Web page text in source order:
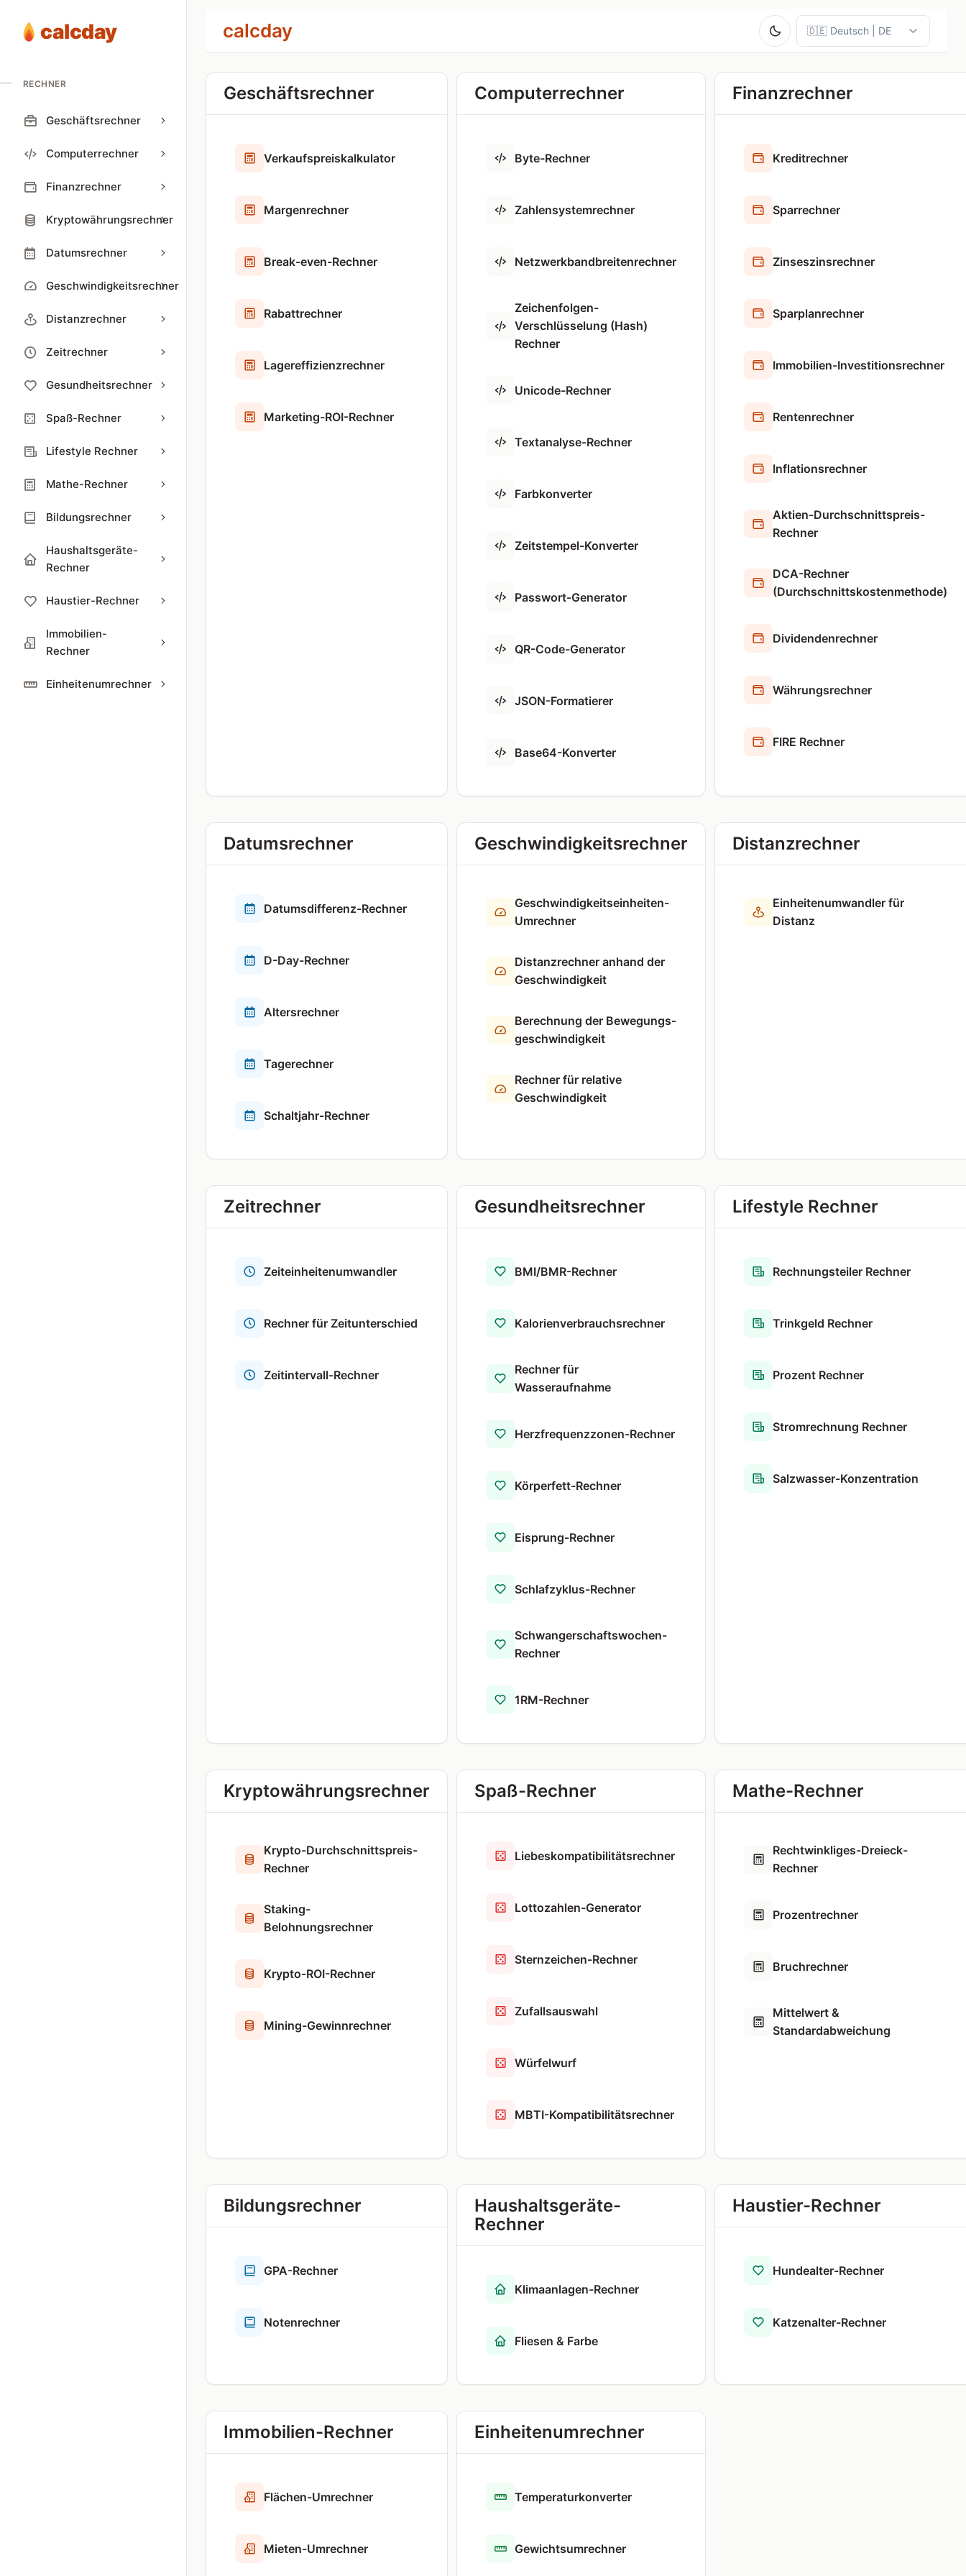
calcday
RECHNER
Geschäftsrechner
Computerrechner
Finanzrechner
Kryptowährungsrechner
Datumsrechner
Geschwindigkeitsrechner
Distanz­rechner
Zeitrechner
Gesundheitsrechner
Spaß-Rechner
Lifestyle Rechner
Mathe-Rechner
Bildungsrechner
Haushaltsgeräte-
Rechner
Haustier-Rechner
Immobilien-
Rechner
Einheitenumrechner
calcday
Geschäftsrechner
Verkaufspreiskalkulator
Margenrechner
Break-even-Rechner
Rabattrechner
Lagereffizienzrechner
Marketing-ROI-Rechner
Computerrechner
Byte-Rechner
Zahlensystemrechner
Netzwerkbandbreitenrechner
Zeichenfolgen-
Verschlüsselung (Hash)
Rechner
Unicode-Rechner
Textanalyse-Rechner
Farbkonverter
Zeitstempel-Konverter
Passwort-Generator
QR-Code-Generator
JSON-Formatierer
Base64-Konverter
Finanzrechner
Kreditrechner
Sparrechner
Zinseszinsrechner
Sparplanrechner
Immobilien-Investitionsrechner
Rentenrechner
Inflationsrechner
Aktien-Durchschnittspreis-
Rechner
DCA-Rechner
(Durchschnittskostenmethode)
Dividendenrechner
Währungsrechner
FIRE Rechner
Datumsrechner
Datumsdifferenz-Rechner
D-Day-Rechner
Altersrechner
Tagerechner
Schaltjahr-Rechner
Geschwindigkeitsrechner
Geschwindigkeitseinheiten-
Umrechner
Distanzrechner anhand der
Geschwindigkeit
Berechnung der Bewegungs­
geschwindigkeit
Rechner für relative
Geschwindigkeit
Distanz­rechner
Einheiten­umwandler für
Distanz
Zeitrechner
Zeiteinheiten­umwandler
Rechner für Zeitunterschied
Zeitintervall-Rechner
Gesundheitsrechner
BMI/BMR-Rechner
Kalorienverbrauchsrechner
Rechner für
Wasseraufnahme
Herzfrequenzzonen-Rechner
Körperfett-Rechner
Eisprung-Rechner
Schlafzyklus-Rechner
Schwangerschaftswochen-
Rechner
1RM-Rechner
Lifestyle Rechner
Rechnungsteiler Rechner
Trinkgeld Rechner
Prozent Rechner
Stromrechnung Rechner
Salzwasser-Konzentration
Kryptowährungsrechner
Krypto-Durchschnittspreis-
Rechner
Staking-
Belohnungsrechner
Krypto-ROI-Rechner
Mining-Gewinnrechner
Spaß-Rechner
Liebeskompatibilitätsrechner
Lottozahlen-Generator
Sternzeichen-Rechner
Zufallsauswahl
Würfelwurf
MBTI-Kompatibilitätsrechner
Mathe-Rechner
Rechtwinkliges-Dreieck-
Rechner
Prozentrechner
Bruchrechner
Mittelwert &
Standardabweichung
Bildungsrechner
GPA-Rechner
Notenrechner
Haushaltsgeräte-
Rechner
Klimaanlagen-Rechner
Fliesen & Farbe
Haustier-Rechner
Hundealter-Rechner
Katzenalter-Rechner
Immobilien-Rechner
Flächen-Umrechner
Mieten-Umrechner
Einheitenumrechner
Temperaturkonverter
Gewichtsumrechner